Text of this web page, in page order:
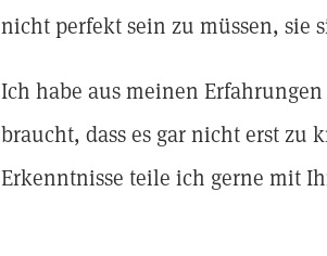
nicht perfekt sein zu müssen, sie
Ich habe aus meinen
braucht, dass es gar nicht erst zu
Erkenntnisse teile ich gerne mit